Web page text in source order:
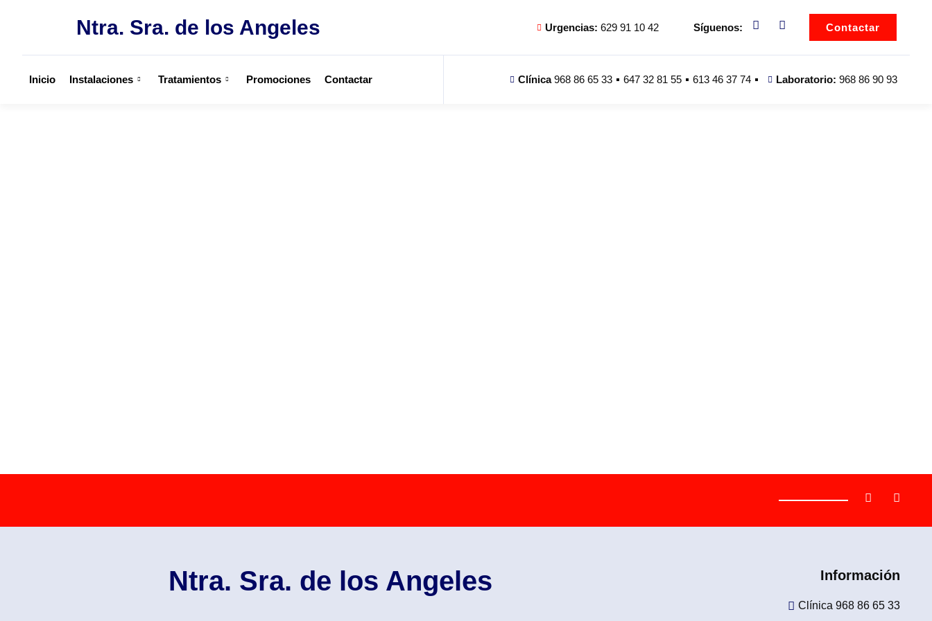
Ntra. Sra. de los Angeles Urgencias: 629 91 10 42 Síguenos: Contactar
Inicio Instalaciones Tratamientos Promociones Contactar Clínica968 86 65 33 647 32 81 55 613 46 37 74 Laboratorio: 968 86 90 93
Ntra. Sra. de los Angeles Información
Clínica 968 86 65 33